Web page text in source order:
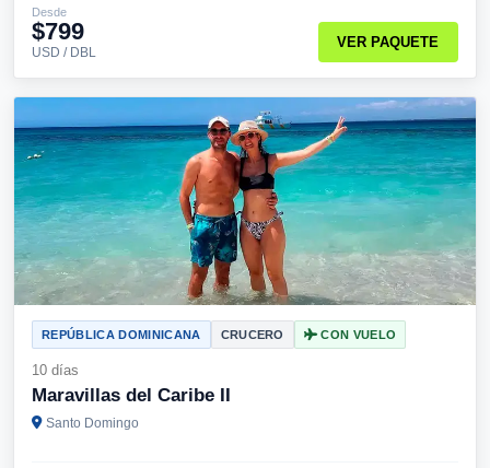
Desde
$799
USD / DBL
VER PAQUETE
REPÚBLICA DOMINICANA CRUCERO CON VUELO
10 días
Maravillas del Caribe II
Santo Domingo